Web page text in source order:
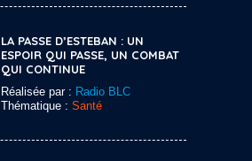
LA PASSE D’ESTEBAN : UN
ESPOIR QUI PASSE, UN COMBAT
QUI CONTINUE
Réalisée par : Radio BLC
Thématique : Santé